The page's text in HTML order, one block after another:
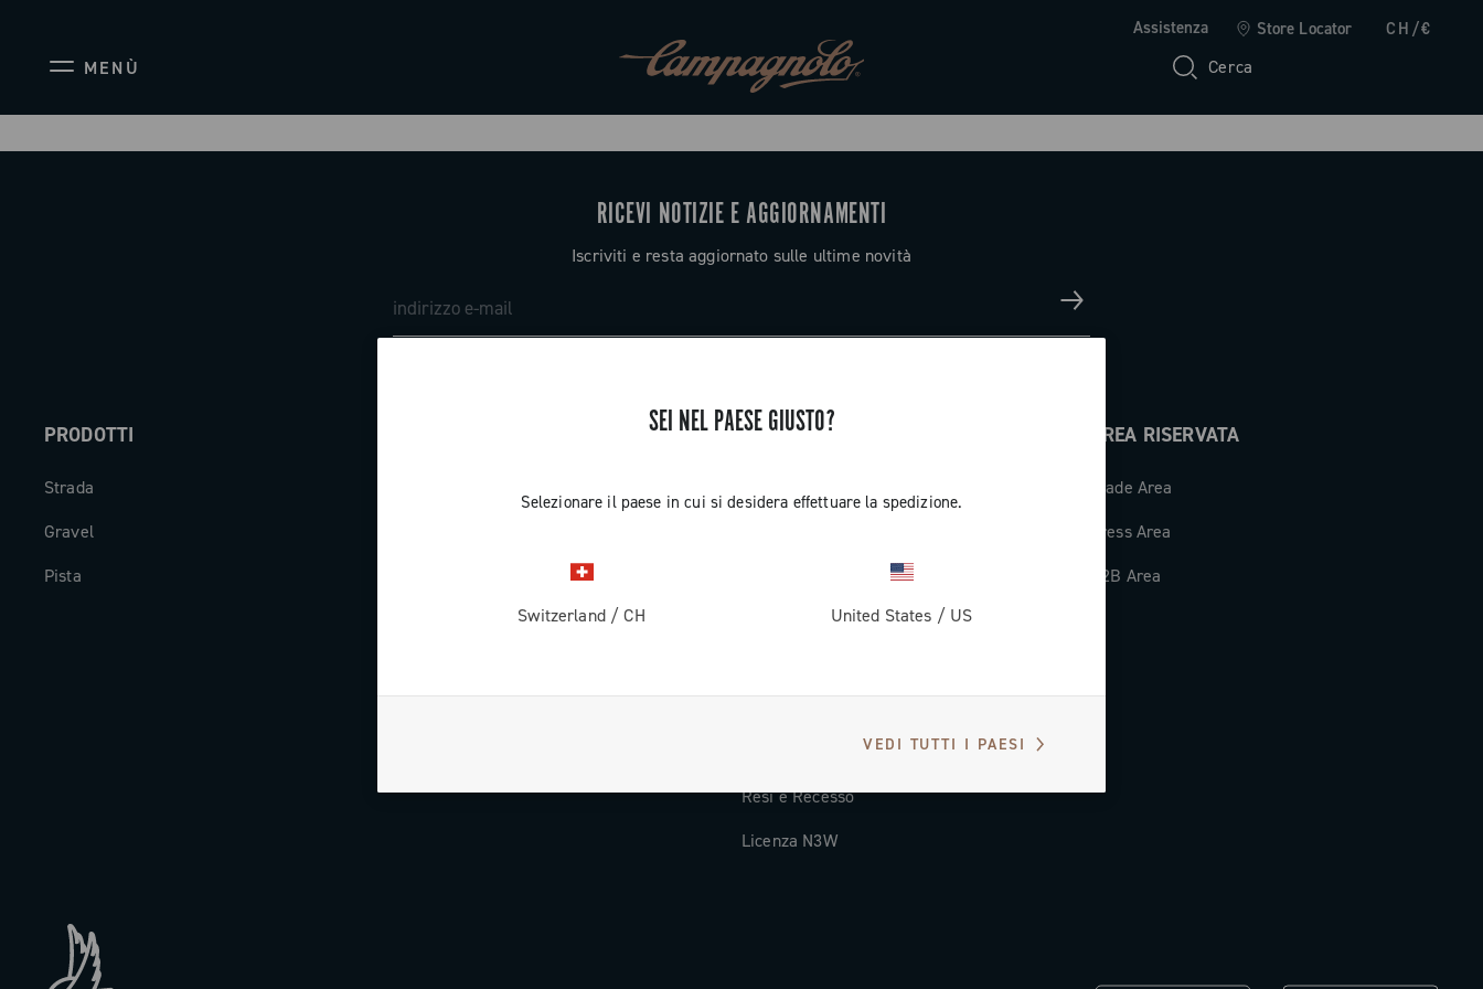
Assistenza Store Locator CH/€
MENÙ Cerca
SEI NEL PAESE GIUSTO?
Selezionare il paese in cui si desidera effettuare la spedizione.
Switzerland / CH United States / US
VEDI TUTTI I PAESI
RICEVI NOTIZIE E AGGIORNAMENTI
Iscriviti e resta aggiornato sulle ultime novità
PRODOTTI
Strada
Gravel
Pista
ASSISTENZA
Paesi e tempi di spedizione
Resi e Recesso
Licenza N3W
AREA RISERVATA
Trade Area
Press Area
B2B Area